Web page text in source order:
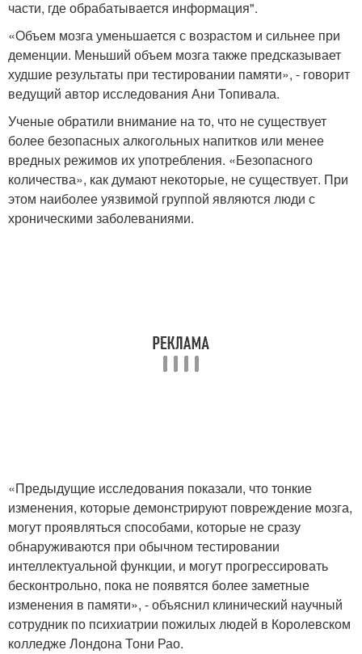
части, где обрабатывается информация".
«Объем мозга уменьшается с возрастом и сильнее при
деменции. Меньший объем мозга также предсказывает
худшие результаты при тестировании памяти», - говорит
ведущий автор исследования Ани Топивала.
Ученые обратили внимание на то, что не существует
более безопасных алкогольных напитков или менее
вредных режимов их употребления. «Безопасного
количества», как думают некоторые, не существует. При
этом наиболее уязвимой группой являются люди с
хроническими заболеваниями.
«Предыдущие исследования показали, что тонкие
изменения, которые демонстрируют повреждение мозга,
могут проявляться способами, которые не сразу
обнаруживаются при обычном тестировании
интеллектуальной функции, и могут прогрессировать
бесконтрольно, пока не появятся более заметные
изменения в памяти», - объяснил клинический научный
сотрудник по психиатрии пожилых людей в Королевском
колледже Лондона Тони Рао.